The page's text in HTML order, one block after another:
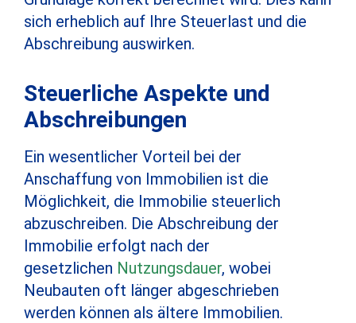
sich erheblich auf Ihre Steuerlast und die
Abschreibung auswirken.
Steuerliche Aspekte und
Abschreibungen
Ein wesentlicher Vorteil bei der
Anschaffung von Immobilien ist die
Möglichkeit, die Immobilie steuerlich
abzuschreiben. Die Abschreibung der
Immobilie erfolgt nach der
gesetzlichen Nutzungsdauer, wobei
Neubauten oft länger abgeschrieben
werden können als ältere Immobilien.